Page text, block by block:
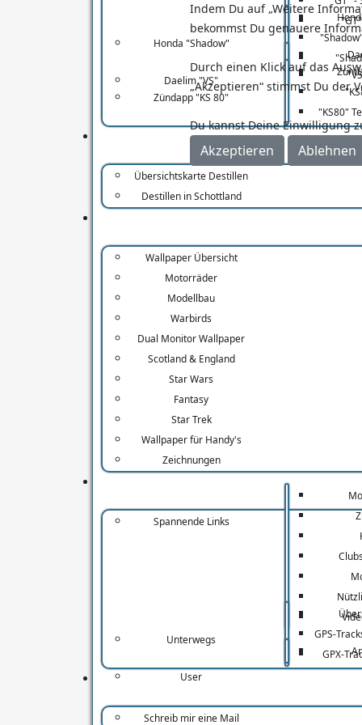
Honda "Shadow"
Daelim "VS"
Zündapp "KS 80"
"KS80"
Übersichtskarte Destillen
Destillen in Schottland
Wallpaper Übersicht
Motorräder
Modellbau
Warbirds
Dual Monitor Wallpaper
Scotland & England
Star Wars
Fantasy
Star Trek
Wallpaper für Handy's
Zeichnungen
Spannende Links
Unterwegs
GPS-
GPX-
User
Schreib mir eine Mail
Alle Weblinks "Lustig,
Autolackiererei
Jens
Konieczny
Jens liefert immer
tolle Arbeit...
Taschenmessers
Re-Volt
Net
Re-Volt Cars and
Tracks
Indem Du auf „Weitere
bekommst Du genauere
Durch einen Klick auf das
„Akzeptieren“ stimmst Du der
Du kannst Deine Einwilligung
Akzeptieren Ablehnen